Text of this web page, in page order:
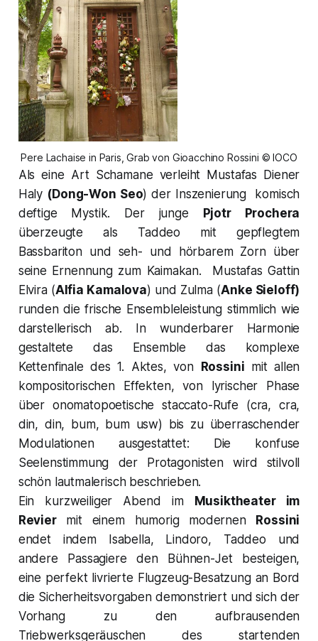
Pere Lachaise in Paris, Grab von Gioacchino Rossini © IOCO
Als eine Art Schamane verleiht Mustafas Diener
Haly (Dong-Won Seo) der Inszenierung komisch
deftige Mystik. Der junge
Pjotr Prochera
überzeugte als Taddeo mit gepflegtem
Bassbariton und seh- und hörbarem Zorn über
seine Ernennung zum Kaimakan. MustafasGattin
Elvira(Alfia Kamalova) und Zulma(Anke Sieloff)
runden die frische Ensembleleistung stimmlich wie
darstellerisch ab. In wunderbarer Harmonie
gestaltete das Ensemble das
komplexe
Kettenfinale des 1. Aktes, von
Rossini mit allen
kompositorischen Effekten, von lyrischer Phase
über onomatopoetischestaccato- Rufe (cra, cra,
din, din, bum, bum usw) bis zu überraschender
Modulationen ausgestattet: Die konfuse
Seelenstimmung der Protagonisten wird stilvoll
schön lautmalerisch beschrieben.
Ein kurzweiliger Abend im
Musiktheater im
Reviermit einem humorig modernen
Rossini
endet indem
Isabella, Lindoro, Taddeo und
andere Passagiere den Bühnen-Jet besteigen,
eine perfekt livrierte Flugzeug-Besatzung an Bord
die Sicherheitsvorgaben demonstriert und sich der
Vorhang zu den aufbrausenden
Triebwerksgeräuschen des startenden